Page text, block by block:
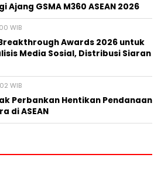
GSMA M360 ASEAN 2026
WIB
Awards 2026 untuk
Media Sosial, Distribusi Siaran
WIB
Perbankan Hentikan Pendanaan
di ASEAN